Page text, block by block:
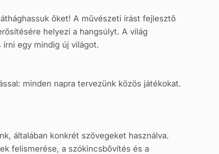
őket! A művészeti írást fejlesztő
helyezi a hangsúlyt. A világ
írni egy mindig új világot.
minden napra tervezünk közös játékokat.
általában konkrét szövegeket használva.
felismerése, a szókincsbővítés és a